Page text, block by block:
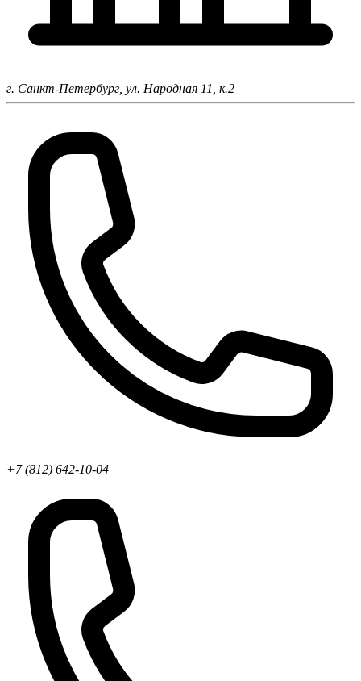
г. Санкт-Петербург, ул. Народная 11, к.2
+7 (812) 642-10-04